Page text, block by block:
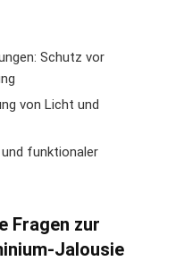
Schutz vor
von Licht und
funktionaler
Fragen zur
Jalousie